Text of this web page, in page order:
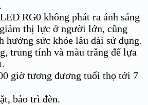
RG0 không phát ra ánh sáng
thị lực ở người lớn, cũng
hưởng sức khỏe lâu dài sử dụng.
trung tính và màu trắng để lựa
giờ tương đương tuổi thọ tới 7
bảo trì đèn.